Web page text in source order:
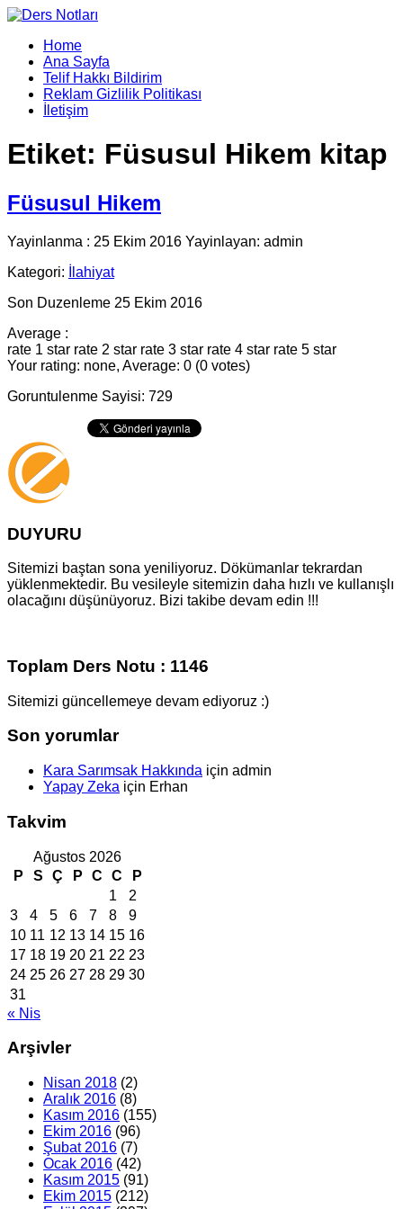
Home
Ana Sayfa
Telif Hakkı Bildirim
Reklam Gizlilik Politikası
İletişim
Etiket: Füsusul Hikem kitap
Füsusul Hikem
Yayinlanma : 25 Ekim 2016 Yayinlayan: admin
Kategori:
İlahiyat
Son Duzenleme 25 Ekim 2016
Average :
rate 1 star rate 2 star rate 3 star rate 4 star rate 5 star
Your rating: none, Average: 0 (0 votes)
Goruntulenme Sayisi: 729
DUYURU
Sitemizi baştan sona yeniliyoruz. Dökümanlar tekrardan
yüklenmektedir. Bu vesileyle sitemizin daha hızlı ve kullanışlı
olacağını düşünüyoruz. Bizi takibe devam edin !!!
Toplam Ders Notu : 1146
Sitemizi güncellemeye devam ediyoruz :)
Son yorumlar
Kara Sarımsak Hakkında için admin
Yapay Zeka için Erhan
Takvim
Ağustos 2026
P
S Ç P C C
P
1
2
3
4 5 6 7 8
9
10 11 12 13 14 15 16
17 18 19 20 21 22 23
24 25 26 27 28 29 30
31
« Nis
Arşivler
Nisan 2018 (2)
Aralık 2016 (8)
Kasım 2016 (155)
Ekim 2016 (96)
Şubat 2016 (7)
Ocak 2016 (42)
Kasım 2015 (91)
Ekim 2015 (212)